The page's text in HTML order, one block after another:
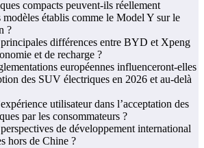
compacts peuvent-ils réellement
modèles établis comme le Model Y sur le
?
différences entre BYD et Xpeng
et de recharge ?
européennes influenceront-elles
des SUV électriques en 2026 et au-delà
utilisateur dans l’acceptation des
par les consommateurs ?
de développement international
hors de Chine ?